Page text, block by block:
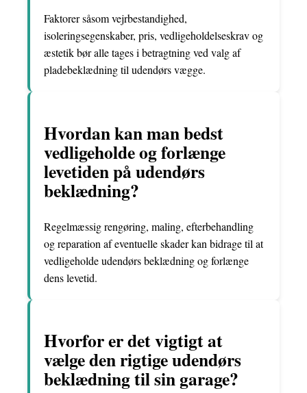
Faktorer såsom vejrbestandighed,
isoleringsegenskaber, pris, vedligeholdelseskrav og
æstetik bør alle tages i betragtning ved valg af
pladebeklædning til udendørs vægge.
Hvordan kan man bedst
vedligeholde og forlænge
levetiden på udendørs
beklædning?
Regelmæssig rengøring, maling, efterbehandling
og reparation af eventuelle skader kan bidrage til at
vedligeholde udendørs beklædning og forlænge
dens levetid.
Hvorfor er det vigtigt at
vælge den rigtige udendørs
beklædning til sin garage?